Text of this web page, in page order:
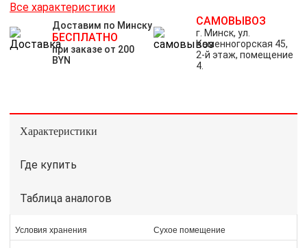
Все характеристики
Доставим по Минску
БЕСПЛАТНО
при заказе от 200
BYN
САМОВЫВОЗ
г. Минск, ул.
Каменногорская 45,
2-й этаж, помещение
4.
Характеристики
Где купить
Таблица аналогов
Условия хранения Сухое помещение